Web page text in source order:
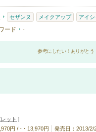
セザンヌ メイクアップ アイ
ード -
参考にしたい！ありがとう
ット ]
円 / -・13,970円
発売日：2013/2/